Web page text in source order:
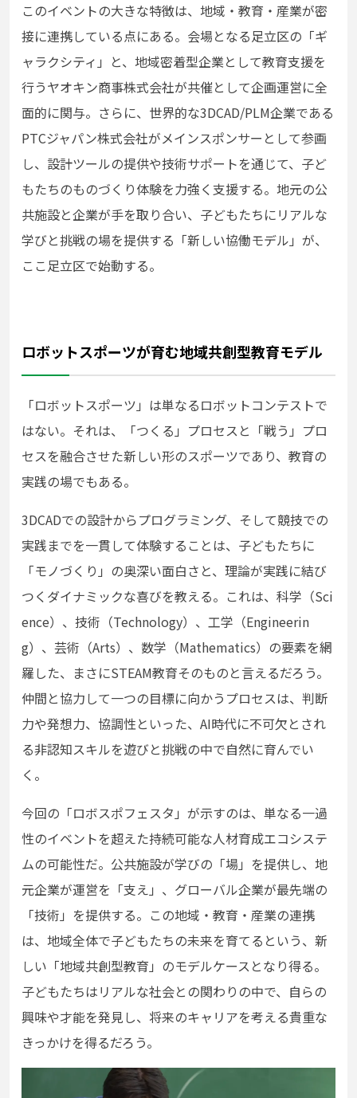
このイベントの大きな特徴は、地域・教育・産業が密
接に連携している点にある。会場となる足立区の「ギ
ャラクシティ」と、地域密着型企業として教育支援を
行うヤオキン商事株式会社が共催として企画運営に全
面的に関与。さらに、世界的な3DCAD/PLM企業である
PTCジャパン株式会社がメインスポンサーとして参画
し、設計ツールの提供や技術サポートを通じて、子ど
もたちのものづくり体験を力強く支援する。地元の公
共施設と企業が手を取り合い、子どもたちにリアルな
学びと挑戦の場を提供する「新しい協働モデル」が、
ここ足立区で始動する。
ロボットスポーツが育む地域共創型教育モデル
「ロボットスポーツ」は単なるロボットコンテストで
はない。それは、「つくる」プロセスと「戦う」プロ
セスを融合させた新しい形のスポーツであり、教育の
実践の場でもある。
3DCADでの設計からプログラミング、そして競技での
実践までを一貫して体験することは、子どもたちに
「モノづくり」の奥深い面白さと、理論が実践に結び
つくダイナミックな喜びを教える。これは、科学（Sci
ence）、技術（Technology）、工学（Engineerin
g）、芸術（Arts）、数学（Mathematics）の要素を網
羅した、まさにSTEAM教育そのものと言えるだろう。
仲間と協力して一つの目標に向かうプロセスは、判断
力や発想力、協調性といった、AI時代に不可欠とされ
る非認知スキルを遊びと挑戦の中で自然に育んでい
く。
今回の「ロボスポフェスタ」が示すのは、単なる一過
性のイベントを超えた持続可能な人材育成エコシステ
ムの可能性だ。公共施設が学びの「場」を提供し、地
元企業が運営を「支え」、グローバル企業が最先端の
「技術」を提供する。この地域・教育・産業の連携
は、地域全体で子どもたちの未来を育てるという、新
しい「地域共創型教育」のモデルケースとなり得る。
子どもたちはリアルな社会との関わりの中で、自らの
興味や才能を発見し、将来のキャリアを考える貴重な
きっかけを得るだろう。